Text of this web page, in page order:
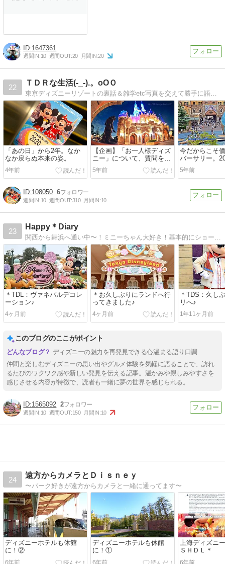
1647361
週間IN:10 週間OUT:20 月間IN:20
22
ＴＤＲな生活(-_-).。oOＯ
東京ディズニーリゾートの裏話＆雑学etc写真を交えて勝手に語ります。ダラダラ更新中〜。Twitterもやってます
「あの日」から2年。なか
なか戻らぬ本来の姿。
4年前
【企画】「お一人様ディズ
ニー」について、質問を募
集します
5年前
今だからこそ
バーサリー。
りがとう」。
5年前
108050 6
週間IN:10 週間OUT:310 月間IN:10
23
Happy＊Diary
＊TDL：ヴァネパルデコレ
ーション♪
4ヶ月前
＊お久しぶりにランドへ行
ってきました♪
4ヶ月前
＊TDS：久し
リへ♪
1年11ヶ月前
このブログのここがポイント
ディズニーの魅力を再発見できる心温まる語り口調
仲間と楽しむディズニーの思い出やグルメ体験を気軽に語ることで、訪れ
るたびのワクワク感や新しい発見を伝える記事。温かみや親しみやすさを
感じさせる内容が特徴で、読者も一緒に夢の世界を感じられる。
1565092 2
週間IN:10 週間OUT:150 月間IN:10
24
遠方からカメラとＤｉｓｎｅｙ
〜パーク好きが遠方からカメラと一緒に通ってます〜
ディズニーホテルも休館
に！②
6年前
ディズニーホテルも休館
に！①
6年前
上海ディズニ
ＳＨＤＬ＊
6年前